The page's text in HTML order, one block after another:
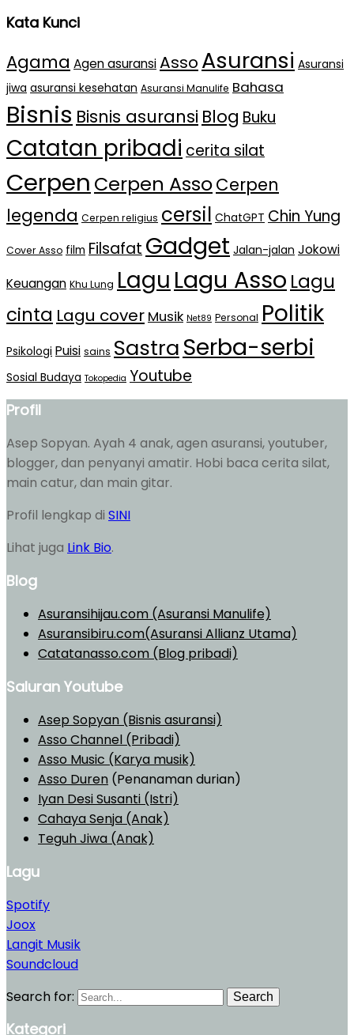
Kata Kunci
Agama Agen asuransiAsso Asuransi Asuransi
jiwa asuransi kesehatan Asuransi Manulife Bahasa
Bisnis Bisnis asuransi Blog Buku
Catatan pribadi cerita silat
Cerpen Cerpen AssoCerpen
legenda Cerpen religius cersil ChatGPT Chin Yung
Cover Asso film Filsafat Gadget Jalan-jalan Jokowi
Keuangan Khu Lung Lagu Lagu Asso Lagu
cinta Lagu cover Musik Net89 Personal Politik
Psikologi Puisi sains SastraSerba-serbi
Sosial Budaya Tokopedia Youtube
Profil
Asep Sopyan. Ayah 4 anak, agen asuransi, youtuber,
blogger, dan penyanyi amatir. Hobi baca cerita silat,
main catur, dan main gitar.
Profil lengkap di SINI
Lihat juga Link Bio.
Blog
Asuransihijau.com (Asuransi Manulife)
Asuransibiru.com(Asuransi Allianz Utama)
Catatanasso.com (Blog pribadi)
Saluran Youtube
Asep Sopyan (Bisnis asuransi)
Asso Channel (Pribadi)
Asso Music (Karya musik)
Asso Duren (Penanaman durian)
Iyan Desi Susanti (Istri)
Cahaya Senja (Anak)
Teguh Jiwa (Anak)
Lagu
Spotify
Joox
Langit Musik
Soundcloud
Search for:
Search
Kategori